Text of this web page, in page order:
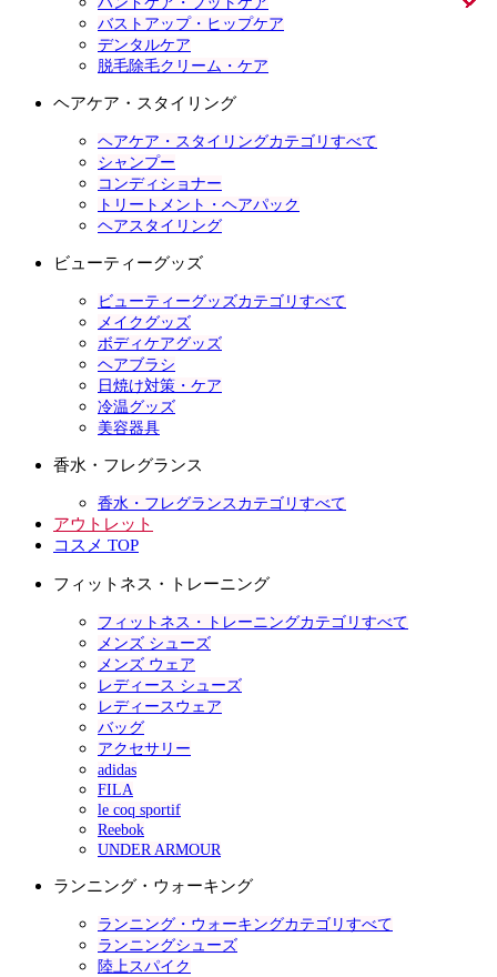
バストアップ・ヒップケア
デンタルケア
脱毛除毛クリーム・ケア
ヘアケア・スタイリング
ヘアケア・スタイリングカテゴリすべて
シャンプー
コンディショナー
トリートメント・ヘアパック
ヘアスタイリング
ビューティーグッズ
ビューティーグッズカテゴリすべて
メイクグッズ
ボディケアグッズ
ヘアブラシ
日焼け対策・ケア
冷温グッズ
美容器具
香水・フレグランス
香水・フレグランスカテゴリすべて
アウトレット
コスメ TOP
フィットネス・トレーニング
フィットネス・トレーニングカテゴリすべて
メンズ シューズ
メンズ ウェア
レディース シューズ
レディースウェア
バッグ
アクセサリー
adidas
FILA
le coq sportif
Reebok
UNDER ARMOUR
ランニング・ウォーキング
ランニング・ウォーキングカテゴリすべて
ランニングシューズ
陸上スパイク